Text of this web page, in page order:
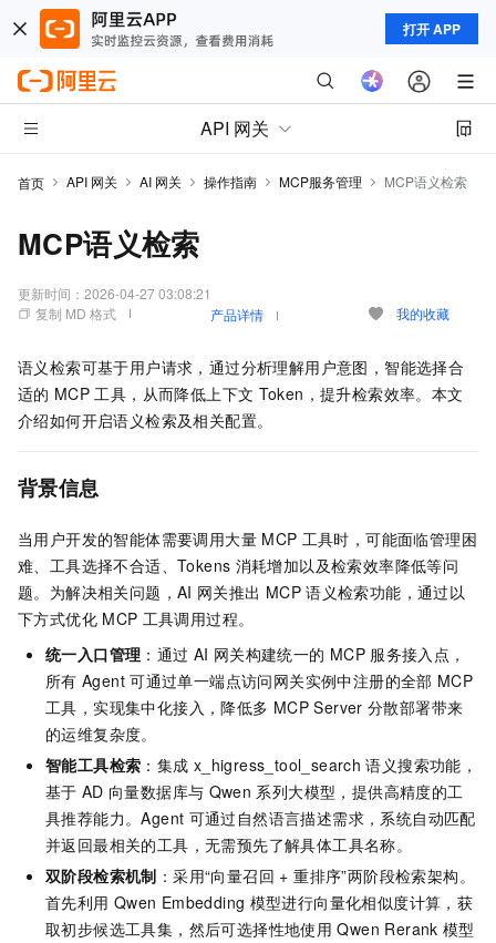
打开 APP
API 网关
首页 API 网关 AI 网关 操作指南 MCP服务管理 MCP语义检索
MCP语义检索
更新时间： 2026-04-27 03:08:21
复制 MD 格式
产品详情 我的收藏
语义检索可基于用户请求，通过分析理解用户意图，智能选择合
适的 MCP 工具，从而降低上下文 Token，提升检索效率。本文
介绍如何开启语义检索及相关配置。
背景信息
当用户开发的智能体需要调用大量 MCP 工具时，可能面临管理困
难、工具选择不合适、Tokens 消耗增加以及检索效率降低等问
题。为解决相关问题，AI 网关推出 MCP 语义检索功能，通过以
下方式优化 MCP 工具调用过程。
统一入口管理 ：通过 AI 网关构建统一的 MCP 服务接入点，
所有 Agent 可通过单一端点访问网关实例中注册的全部 MCP
工具，实现集中化接入，降低多 MCP Server 分散部署带来
的运维复杂度。
智能工具检索 ：集成 x_higress_tool_search 语义搜索功能，
基于 AD 向量数据库与 Qwen 系列大模型，提供高精度的工
具推荐能力。Agent 可通过自然语言描述需求，系统自动匹配
并返回最相关的工具，无需预先了解具体工具名称。
双阶段检索机制 ：采用“向量召回 + 重排序”两阶段检索架构。
首先利用 Qwen Embedding 模型进行向量化相似度计算，获
取初步候选工具集，然后可选择性地使用 Qwen Rerank 模型